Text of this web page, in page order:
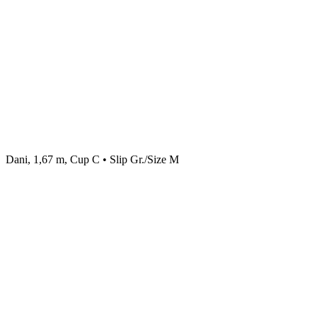
Dani, 1,67 m, Cup C • Slip Gr./Size M